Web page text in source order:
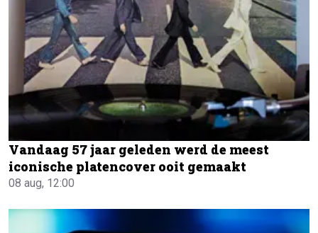
Vandaag 57 jaar geleden werd de meest
iconische platencover ooit gemaakt
08 aug, 12:00